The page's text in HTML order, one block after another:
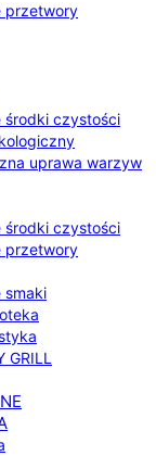
przetwory
środki czystości
uprawa warzyw
środki czystości
przetwory
smaki
GRILL